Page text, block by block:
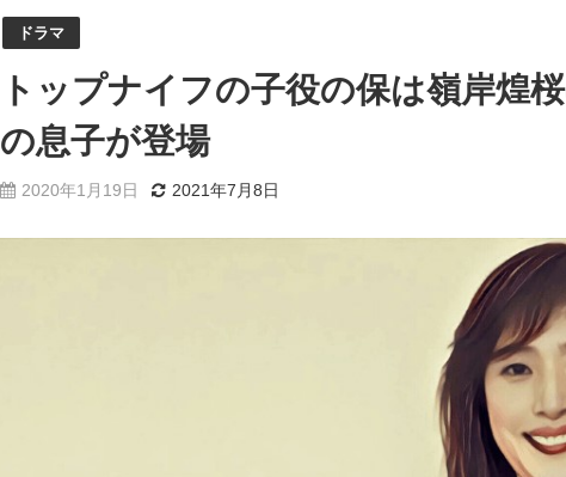
ドラマ
トップナイフの子役の保は嶺岸煌
の息子が登場
2020年1月19日 2021年7月8日